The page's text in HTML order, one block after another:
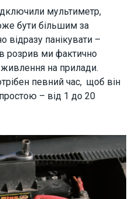
мультиметр,
бути більшим за
відразу панікувати –
розрив ми фактично
на прилади.
певний час, щоб він
– від 1 до 20